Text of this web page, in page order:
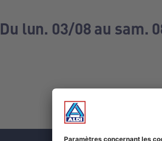
Du lun. 03/08 au sam.